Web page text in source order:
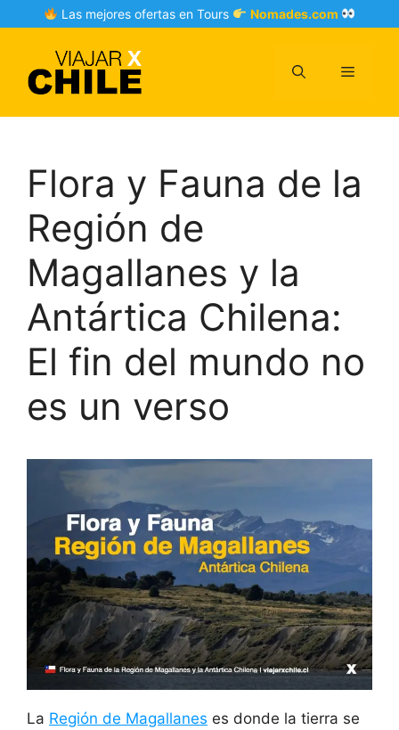
to
Las mejores ofertas en Tours Nomades.com
Menu
Flora y Fauna de la
Región de
Magallanes y la
Antártica Chilena:
El fin del mundo no
es un verso
La Región de Magallanes es donde la tierra se